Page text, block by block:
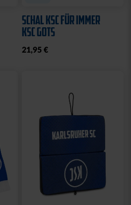
SCHAL KSC FÜR IMMER
KSC GOTS
21,95 €